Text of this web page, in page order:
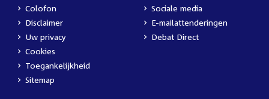
Colofon
Disclaimer
Uw privacy
Cookies
Toegankelijkheid
Sitemap
Sociale media
E-mailattenderingen
Debat Direct